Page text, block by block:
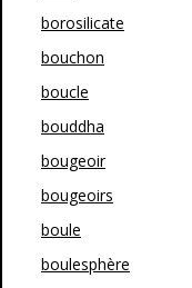
borosilicate
bouchon
boucle
bouddha
bougeoir
bougeoirs
boule
boulesphère